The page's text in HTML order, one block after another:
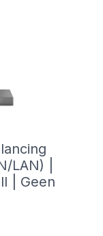
LAN) |
| Geen